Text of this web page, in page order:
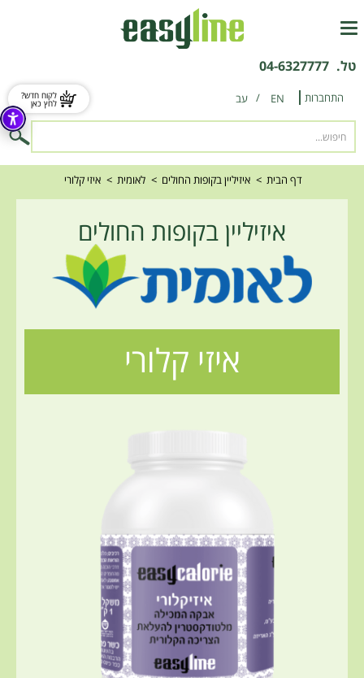
טל. 04-6327777
התחברות EN ‫עב‬ לקוח חדש?
לחץ כאן
דף הבית > איזיליין בקופות החולים > לאומית > איזי קלורי
איזיליין בקופות החולים
איזי קלורי